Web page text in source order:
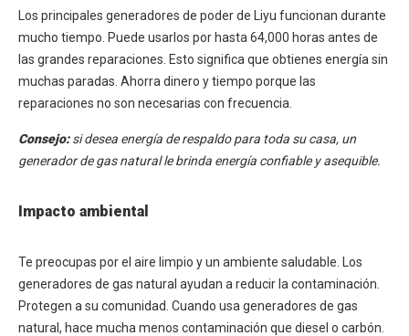
Los principales generadores de poder de Liyu funcionan durante
mucho tiempo. Puede usarlos por hasta 64,000 horas antes de
las grandes reparaciones. Esto significa que obtienes energía sin
muchas paradas. Ahorra dinero y tiempo porque las
reparaciones no son necesarias con frecuencia.
Consejo:si desea energía de respaldo para toda su casa, un
generador de gas natural le brinda energía confiable y asequible.
Impacto ambiental
Te preocupas por el aire limpio y un ambiente saludable. Los
generadores de gas natural ayudan a reducir la contaminación.
Protegen a su comunidad. Cuando usa generadores de gas
natural, hace mucha menos contaminación que diesel o carbón.